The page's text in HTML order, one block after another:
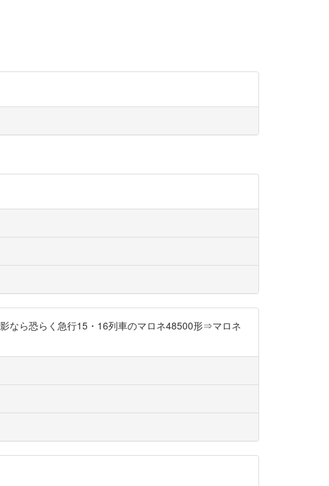
なら恐らく急行15・16列車のマロネ48500形⇒マロネ